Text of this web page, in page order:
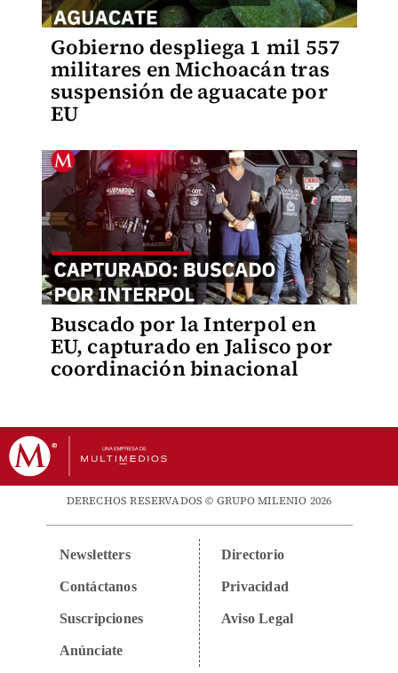
Gobierno despliega 1 mil 557
militares en Michoacán tras
suspensión de aguacate por
EU
Buscado por la Interpol en
EU, capturado en Jalisco por
coordinación binacional
DERECHOS RESERVADOS © GRUPO MILENIO 2026
Newsletters
Contáctanos
Suscripciones
Anúnciate
Directorio
Privacidad
Aviso Legal